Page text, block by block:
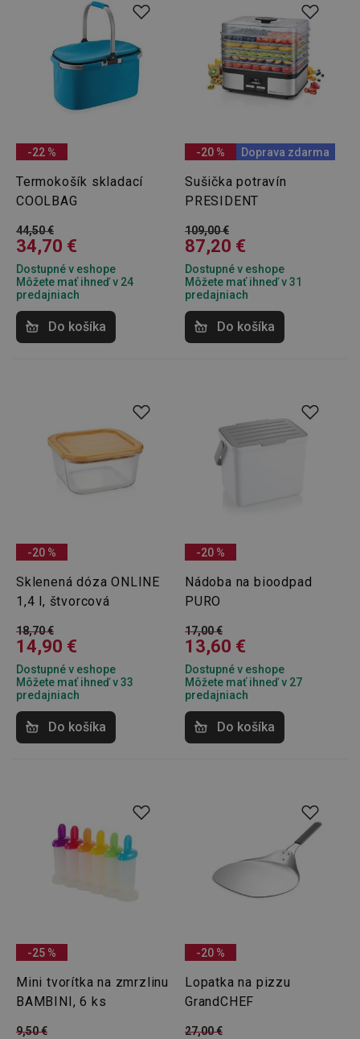
-22 %
Termokošík skladací
COOLBAG
44,50 €
34,70 €
Dostupné v eshope
Môžete mať ihneď v 24
predajniach
Do košíka
-20 % Doprava zdarma
Sušička potravín
PRESIDENT
109,00 €
87,20 €
Dostupné v eshope
Môžete mať ihneď v 31
predajniach
Do košíka
-20 %
Sklenená dóza ONLINE
1,4 l, štvorcová
18,70 €
14,90 €
Dostupné v eshope
Môžete mať ihneď v 33
predajniach
Do košíka
-20 %
Nádoba na bioodpad
PURO
17,00 €
13,60 €
Dostupné v eshope
Môžete mať ihneď v 27
predajniach
Do košíka
-25 %
Mini tvorítka na zmrzlinu
BAMBINI, 6 ks
9,50 €
-20 %
Lopatka na pizzu
GrandCHEF
27,00 €